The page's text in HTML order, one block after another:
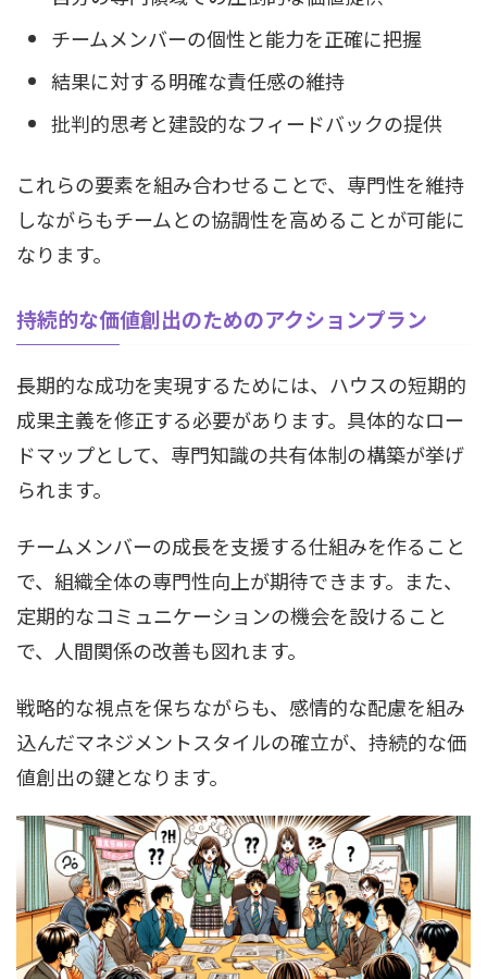
チームメンバーの個性と能力を正確に把握
結果に対する明確な責任感の維持
批判的思考と建設的なフィードバックの提供
これらの要素を組み合わせることで、専門性を維持
しながらもチームとの協調性を高めることが可能に
なります。
持続的な価値創出のためのアクションプラン
長期的な成功を実現するためには、ハウスの短期的
成果主義を修正する必要があります。具体的なロー
ドマップとして、専門知識の共有体制の構築が挙げ
られます。
チームメンバーの成長を支援する仕組みを作ること
で、組織全体の専門性向上が期待できます。また、
定期的なコミュニケーションの機会を設けること
で、人間関係の改善も図れます。
戦略的な視点を保ちながらも、感情的な配慮を組み
込んだマネジメントスタイルの確立が、持続的な価
値創出の鍵となります。